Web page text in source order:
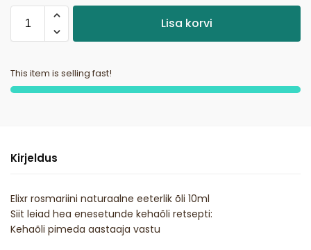
Lisa korvi
This item is selling fast!
Kirjeldus
Elixr rosmariini naturaalne eeterlik õli 10ml
Siit leiad hea enesetunde kehaõli retsepti:
Kehaõli pimeda aastaaja vastu